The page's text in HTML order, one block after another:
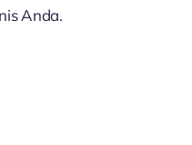
Anda.